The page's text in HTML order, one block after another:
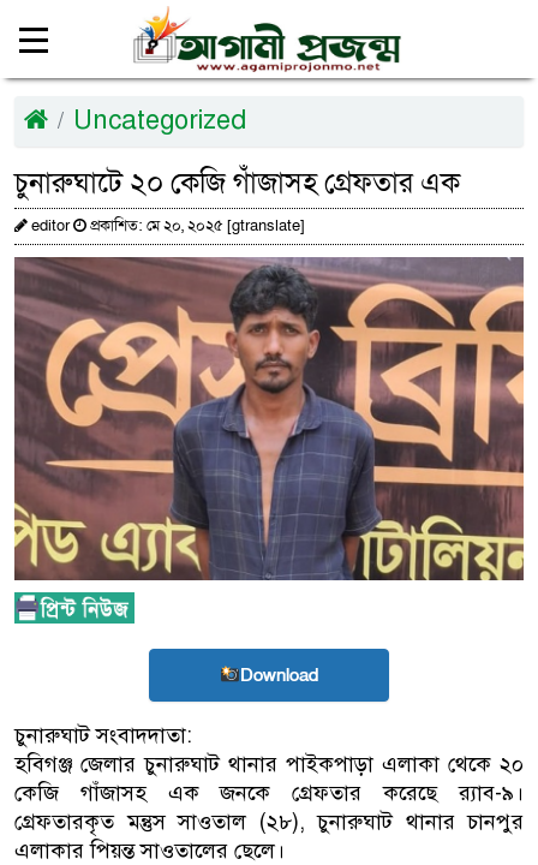
Uncategorized
চুনারুঘাটে ২০ কেজি গাঁজাসহ গ্রেফতার এক
editor প্রকাশিত: মে ২০, ২০২৫ [gtranslate]
Download
চুনারুঘাট সংবাদদাতা:
হবিগঞ্জ জেলার চুনারুঘাট থানার পাইকপাড়া এলাকা থেকে ২০
কেজি গাঁজাসহ এক জনকে গ্রেফতার করেছে র‌্যাব-৯।
গ্রেফতারকৃত মন্তুস সাওতাল (২৮), চুনারুঘাট থানার চানপুর
এলাকার পিয়ন্ত সাওতালের ছেলে।